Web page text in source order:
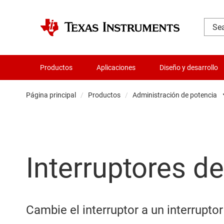
Productos Aplicaciones Diseño y desarrollo
Página principal / Productos / Administración de potencia
Relojes y
Servicios de
Interruptores
Cambie el interruptor a un